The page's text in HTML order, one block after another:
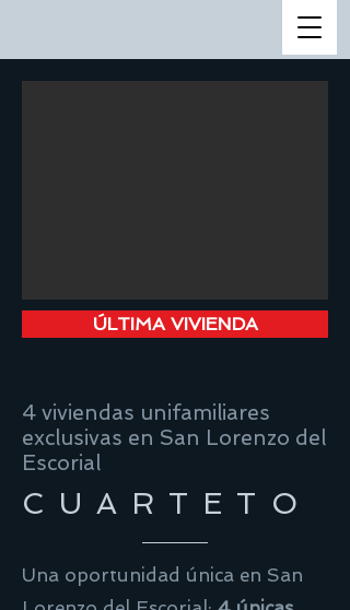
ÚLTIMA VIVIENDA
4 viviendas unifamiliares
exclusivas en San Lorenzo del
Escorial
CUARTET O
Una oportunidad única en San